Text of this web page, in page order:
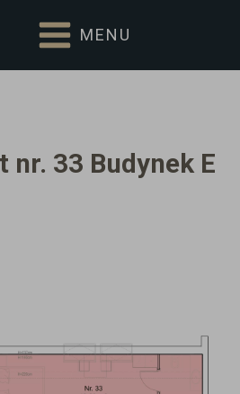
MENU
nr. 33 Budynek E